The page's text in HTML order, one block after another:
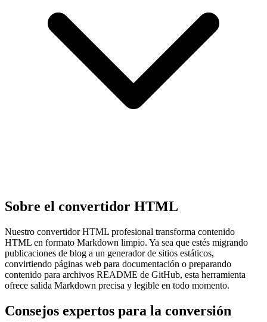
Sobre el convertidor HTML
Nuestro convertidor HTML profesional transforma contenido
HTML en formato Markdown limpio. Ya sea que estés migrando
publicaciones de blog a un generador de sitios estáticos,
convirtiendo páginas web para documentación o preparando
contenido para archivos README de GitHub, esta herramienta
ofrece salida Markdown precisa y legible en todo momento.
Consejos expertos para la conversión